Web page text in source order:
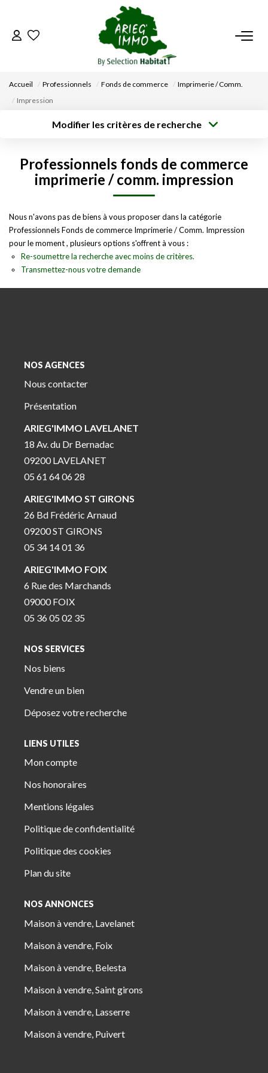
ACCUEIL
VENDRE UN BIEN
DÉPOSEZ VOTRE RECHERCHE
CONTACT
EN
Accueil Professionnels Fonds de commerce
Imprimerie / Comm.
Impression
Modifier les critères de recherche
Sélectionnez...
Type de bien
Budget max
Professionnels fonds de commerce
imprimerie / comm. impression
Nous n'avons pas de biens à vous proposer dans la catégorie
Professionnels Fonds de commerce Imprimerie / Comm. Impression
pour le moment , plusieurs options s'offrent à vous :
Re-soumettre la recherche avec moins de critères.
Transmettez-nous votre demande
NOS AGENCES
Nous contacter
Présentation
ARIEG'IMMO LAVELANET
18 Av. du Dr Bernadac
09200 LAVELANET
05 61 64 06 28
ARIEG'IMMO ST GIRONS
26 Bd Frédéric Arnaud
09200 ST GIRONS
05 34 14 01 36
ARIEG'IMMO FOIX
6 Rue des Marchands
09000 FOIX
05 36 05 02 35
NOS SERVICES
Nos biens
Vendre un bien
Déposez votre recherche
LIENS UTILES
Mon compte
Nos honoraires
Mentions légales
Politique de confidentialité
Politique des cookies
Plan du site
NOS ANNONCES
Maison à vendre, Lavelanet
Maison à vendre, Foix
Maison à vendre, Belesta
Maison à vendre, Saint girons
Maison à vendre, Lasserre
Maison à vendre, Puivert